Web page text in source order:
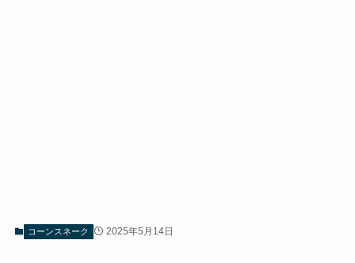
コーンスネーク 2025年5月14日